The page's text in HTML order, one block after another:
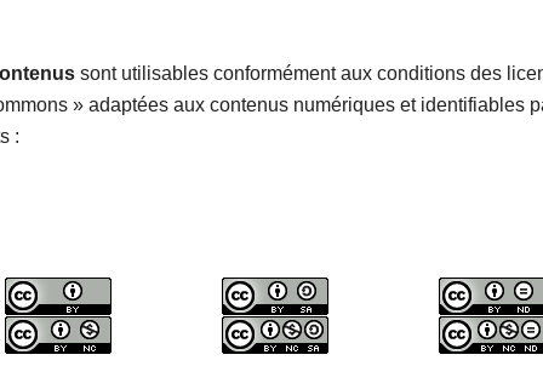
sont utilisables conformément aux conditions des
» adaptées aux contenus numériques et identifiables
: